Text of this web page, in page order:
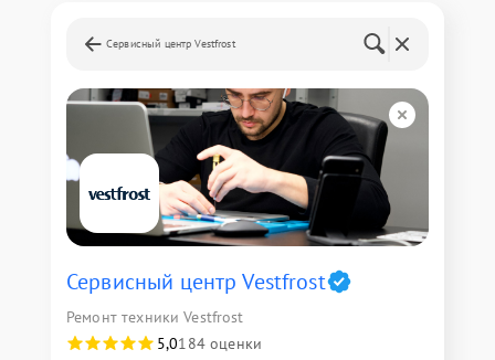
Сервисный центр Vestfrost
Сервисный центр Vestfrost
Ремонт техники Vestfrost
5,0184 оценки